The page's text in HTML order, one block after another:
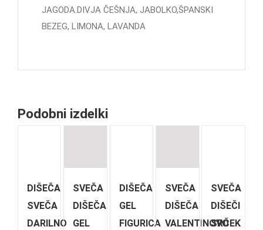
JAGODA.DIVJA ČEŠNJA, JABOLKO,ŠPANSKI
BEZEG, LIMONA, LAVANDA
Podobni izdelki
DIŠEČA
SVEČA
DARILNO
SVEČA
DIŠEČA
GEL
DIŠEČA
GEL
FIGURICA
SVEČA
DIŠEČA
VALENTINOVO
SVEČA
DIŠEČI
SRČEK